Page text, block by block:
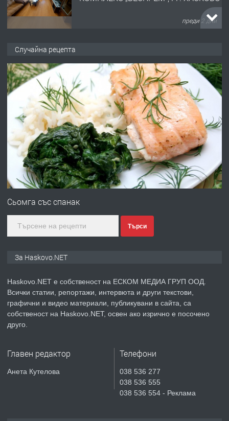
ПРЕДЛАГА
АПАРТАМЕНТ В ЦЕНТЪРА НА ГР.
ПРЕДЛАГА Давам гараж под наем
преди 3 дни
ПРЕДЛАГА
№4120 Магазин/Офис под наем в кв.
Любен Каравелов, Хасково-близо до
градската градина!
преди 4 дни
ПРОСТОРЕН ТРИСТАЕН
АПАРТАМЕНТ В НОВА СГРАДА КВ.
КУБА
ПРЕДЛАГА
Продавам парцел в гр. Хасково кв.
Хисаря до ток, вода,канализация,
асфалт 0889 537 426
ПРЕДЛАГА СГЛОБЯВАНЕ НА МЕБЕЛИ.
преди 4 дни
Случайна рецепта
Сьомга със спанак
Търси
За Haskovo.NET
Haskovo.NET е собственост на ЕСКОМ МЕДИА ГРУП ООД.
Всички статии, репортажи, интервюта и други текстови,
графични и видео материали, публикувани в сайта, са
собственост на Haskovo.NET, освен ако изрично е посочено
друго.
Главен редактор
Анета Кутелова
Телефони
038 536 277
038 536 555
038 536 554 - Реклама